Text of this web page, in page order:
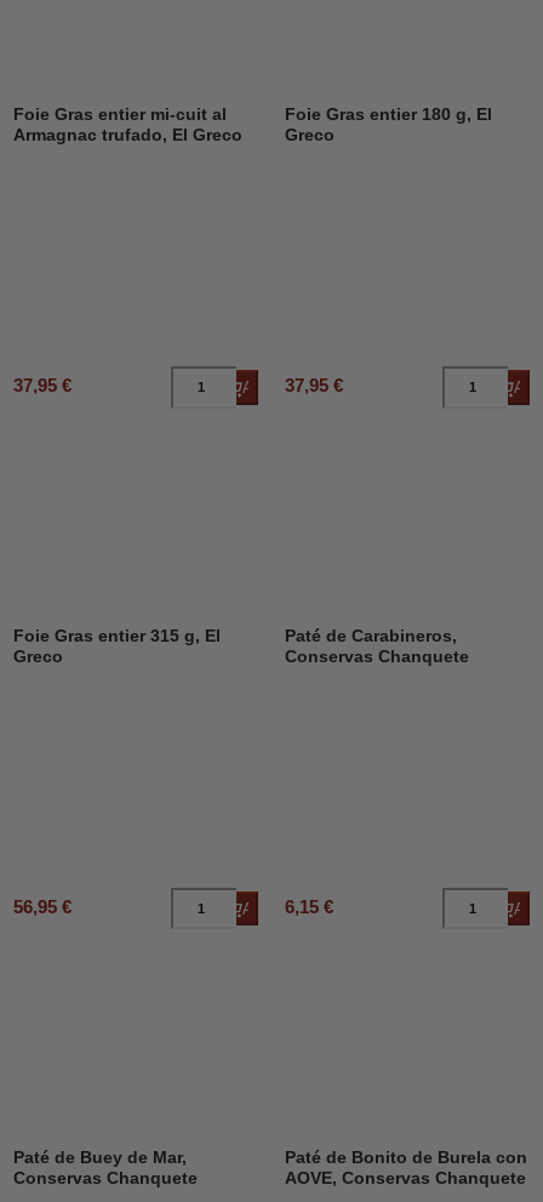
Foie Gras entier mi-cuit al
Armagnac trufado, El Greco
37,95 € Añadir al carrito
Foie Gras entier 180 g, El
Greco
37,95 €
Foie Gras entier 315 g, El
Greco
56,95 € Añadir al carrito
Paté de Carabineros,
Conservas Chanquete
6,15 €
Paté de Buey de Mar,
Conservas Chanquete
Paté de Bonito de Burela con
AOVE, Conservas Chanquete